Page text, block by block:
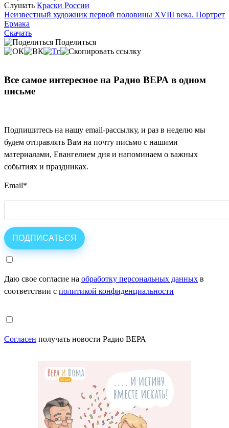
Слушать Краски России
Неизвестный художник первой половины XVIII века. Портрет
Ермака
Скачать
Поделиться
Все самое интересное на Радио ВЕРА в одном
письме
Подпишитесь на нашу email-рассылку, и раз в неделю мы
будем отправлять Вам на почту письмо с нашими
материалами, Евангелием дня и напоминаем о важных
событиях и праздниках.
Email*
Даю свое согласие на обработку персональных данных в
соответствии с политикой конфиденциальности
Согласен получать новости Радио ВЕРА